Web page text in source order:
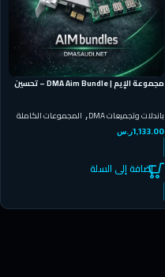
مجموعة الإيم | DMA Aim Bundle – تحسين
باندلات وتجميعات DMA
, المجموعات الكاملة
1,133.00ر.س
إضافة إلى السلة